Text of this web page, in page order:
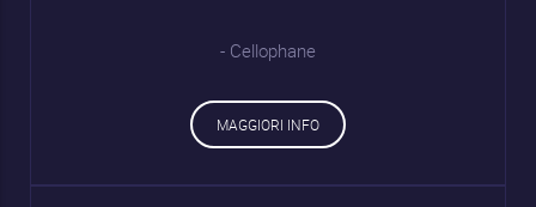
- Cellophane
MAGGIORI INFO